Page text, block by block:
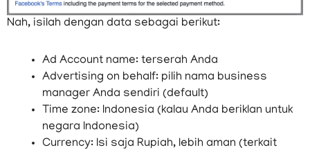
Nah, isilah dengan data sebagai berikut:
Ad Account name: terserah Anda